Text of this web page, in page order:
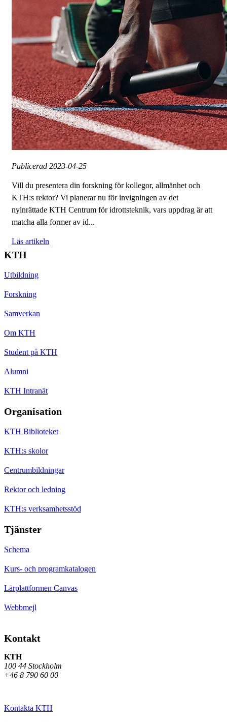
Publicerad 2023-04-25
Vill du presentera din forskning för kollegor, allmänhet och
KTH:s rektor? Vi planerar nu för invigningen av det
nyinrättade KTH Centrum för idrottsteknik, vars uppdrag är att
matcha alla former av id...
Läs artikeln
KTH
Utbildning
Forskning
Samverkan
Om KTH
Student på KTH
Alumni
KTH Intranät
Organisation
KTH Biblioteket
KTH:s skolor
Centrumbildningar
Rektor och ledning
KTH:s verksamhetsstöd
Tjänster
Schema
Kurs- och programkatalogen
Lärplattformen Canvas
Webbmejl
Kontakt
KTH
100 44 Stockholm
+46 8 790 60 00
Kontakta KTH